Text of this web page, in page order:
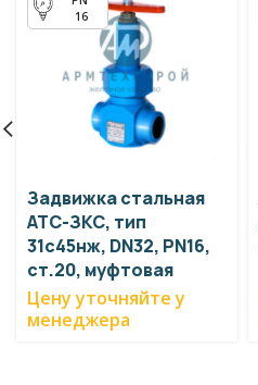
16
Задвижка стальная
АТС-ЗКС, тип
31с45нж, DN32, PN16,
ст.20, муфтовая
Цену уточняйте у
менеджера